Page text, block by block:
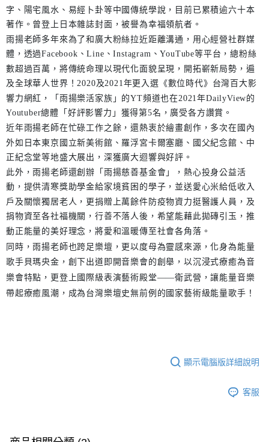
字、陽宅風水、易經卜卦等中國傳統學說，目前已累積逾六十本
著作。曾登上日本雜誌封面，被譽為幸福領航者。
雨揚老師多年來為了和廣大粉絲拉近距離溝通，用心經營社群媒
體，透過Facebook、Line、Instagram、YouTube等平台，總粉絲
數超過百萬，將傳統命理以現代化面貌呈現，開拓嶄新局勢，遍
及全球華人世界！2020及2021年更入選《數位時代》台灣百大影
響力網紅，「雨揚樂活家族」的YT頻道也在2021年DailyView的
Youtuber總體「好評影響力」獲得第5名，廣受各方讚賞。
近年雨揚老師在忙碌工作之餘，還熱衷於繪畫創作，多次在國內
外如日本東京國立新美術館、羅浮宮卡爾塞廳、國父紀念館、中
正紀念堂等地盛大展出，深獲廣大迴響與好評。
此外，雨揚老師還創辦「雨揚慈善基金會」，熱心投身公益活
動，提供清寒獎助學金給家境貧困的學子，並送愛心米給低收入
戶及關懷獨居老人，更捐贈上萬餘件防疫物資力挺醫護人員，及
捐物資至各社福機關，行善不落人後，希望能藉此拋磚引玉，推
動正能量的美好理念，將愛和溫暖傳至社會各角落。
同時，雨揚老師也跨足樂壇，更以度母為靈感來源，化身為能量
歌手貝瑪央金，創下出道即開音樂會的創舉，以沉浸式療癒為音
樂會特點，更登上國際級表演藝術殿堂——衛武營，讓能量音樂
帶起療癒風潮，成為台灣樂壇史無前例的國家藝術級能量歌手！
顯示電腦版詳細說明
客服